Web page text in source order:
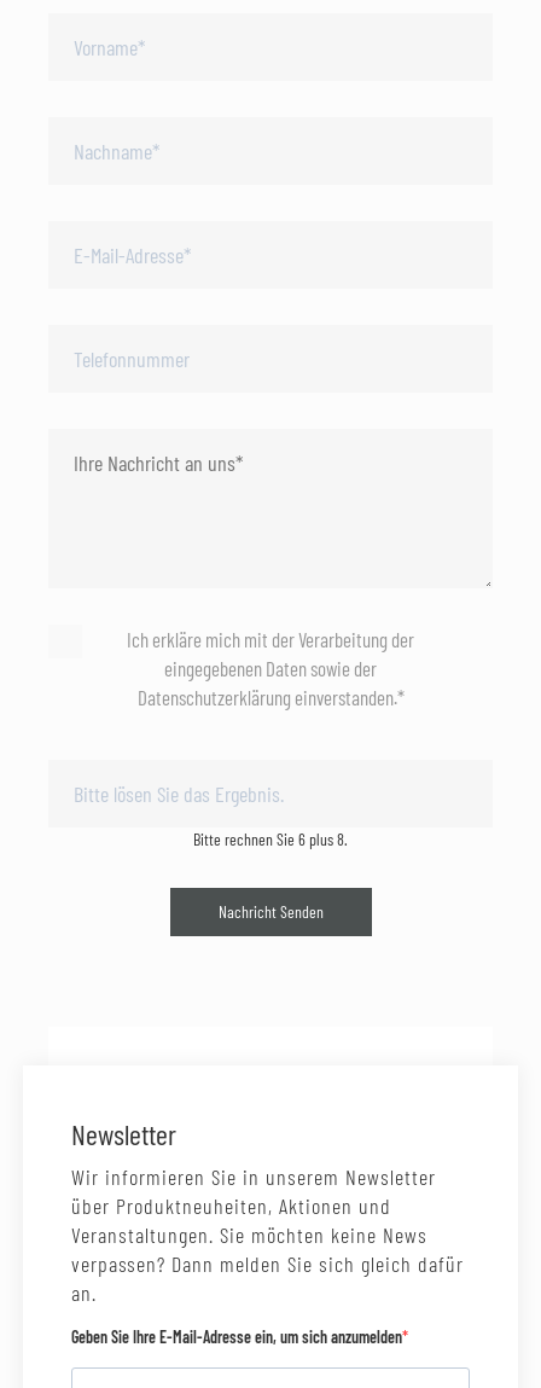
Ich erkläre mich mit der Verarbeitung der
eingegebenen Daten sowie der
Datenschutzerklärung einverstanden.*
Bitte rechnen Sie 6 plus 8.
Nachricht Senden
Newsletter
Wir informieren Sie in unserem Newsletter
über Produktneuheiten, Aktionen und
Veranstaltungen. Sie möchten keine News
verpassen? Dann melden Sie sich gleich dafür
an.
Geben Sie Ihre E-Mail-Adresse ein, um sich anzumelden